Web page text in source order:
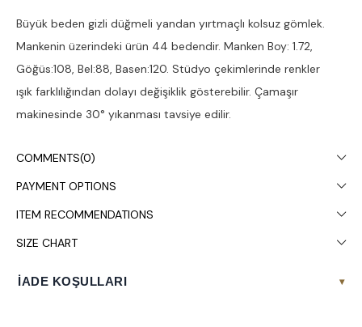
Büyük beden gizli düğmeli yandan yırtmaçlı kolsuz gömlek.
Mankenin üzerindeki ürün 44 bedendir. Manken Boy: 1.72,
Göğüs:108, Bel:88, Basen:120. Stüdyo çekimlerinde renkler
ışık farklılığından dolayı değişiklik gösterebilir. Çamaşır
makinesinde 30° yıkanması tavsiye edilir.
COMMENTS(0)
PAYMENT OPTIONS
ITEM RECOMMENDATIONS
SIZE CHART
İADE KOŞULLARI ▾